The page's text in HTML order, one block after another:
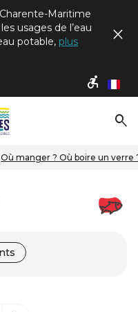
Maritime
usages de l’eau
potable, plus
fr
Où manger ? Où boire un verre